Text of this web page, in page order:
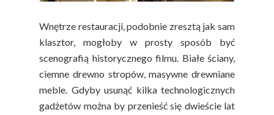
Wnętrze restauracji, podobnie zresztą jak sam
klasztor, mogłoby w prosty sposób być
scenografią historycznego filmu. Białe ściany,
ciemne drewno stropów, masywne drewniane
meble. Gdyby usunąć kilka technologicznych
gadżetów można by przenieść się dwieście lat